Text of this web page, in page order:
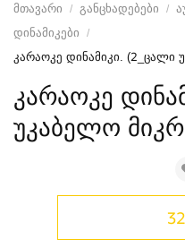
მთავარი განცხადებები
დინამიკები
კარაოკე დინამიკი. (2_ცალი
კარაოკე
უკაბელო